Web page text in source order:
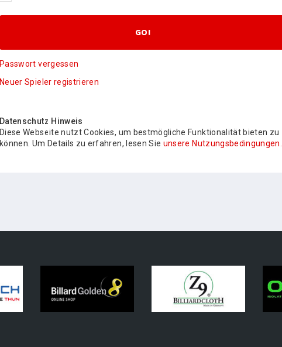
GO!
Passwort vergessen
Neuer Spieler registrieren
Datenschutz Hinweis
Diese Webseite nutzt Cookies, um bestmögliche Funktionalität bieten zu
können. Um Details zu erfahren, lesen Sie unsere Nutzungsbedingungen.